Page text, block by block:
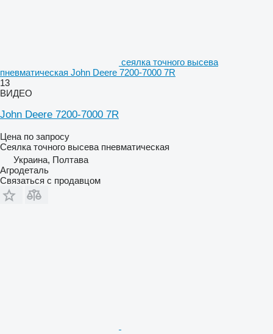
сеялка точного высева
пневматическая John Deere 7200-7000 7R
13
ВИДЕО
John Deere 7200-7000 7R
Цена по запросу
Сеялка точного высева пневматическая
Украина, Полтава
Агродеталь
Связаться с продавцом